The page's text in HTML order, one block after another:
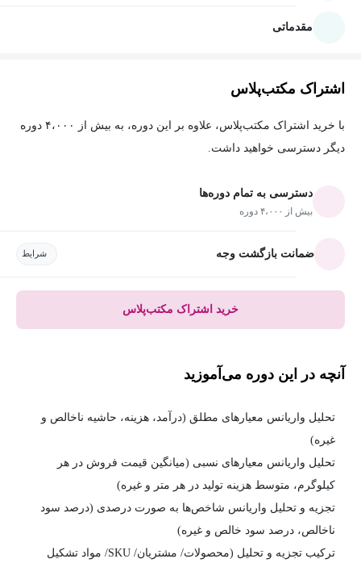
مقدماتی
اشتراک مکتب‌پلاس
با خرید اشتراک مکتب‌پلاس، علاوه بر این دوره، به بیش از ۴،۰۰۰ دوره
دیگر دسترسی خواهید داشت.
دسترسی به تمام دوره‌ها
بیش از ۴،۰۰۰ دوره
ضمانت بازگشت وجه شرایط
خرید اشتراک مکتب‌پلاس
آنچه در این دوره می‌آموزید
تحلیل واریانس معیارهای مطلق (درآمد، هزینه، حاشیه ناخالص و
غیره)
تحلیل واریانس معیارهای نسبی (میانگین قیمت فروش در هر
کیلوگرم، متوسط ​​هزینه تولید در هر متر و غیره)
تجزیه‌ و تحلیل واریانس شاخص‌ها به صورت درصدی (درصد سود
ناخالص، درصد سود خالص و غیره)
ترکیب تجزیه‌ و تحلیل (محصولات/ مشتریان/ SKU/ مواد تشکیل